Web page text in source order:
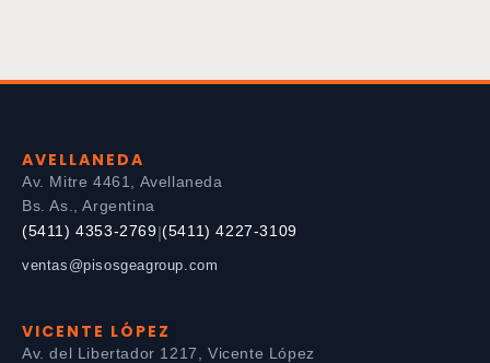
AVELLANEDA
Av. Mitre 4461, Avellaneda
Bs. As., Argentina
(5411) 4353-2769|(5411) 4227-3109
ventas@pisosgeagroup.com
VICENTE LÓPEZ
Av. del Libertador 1217, Vicente López